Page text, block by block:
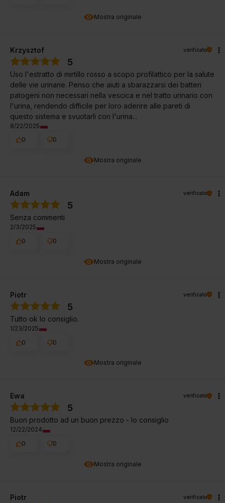
Mostra originale
Mostra originale
Krzysztof verificato
5
Uso l'estratto di mirtillo rosso a scopo profilattico per la salute
delle vie urinarie. Penso che aiuti a sbarazzarsi dei batteri
patogeni non necessari nella vescica e nel tratto urinario con
l'urina, rendendo difficile per loro aderire alle pareti di
questo sistema e svuotarli con l'urina...
8/22/2025
0
0
Mostra originale
Adam verificato
5
Senza commenti
2/3/2025
0
0
Mostra originale
Piotr verificato
5
Tutto ok lo consiglio.
1/23/2025
0
0
Mostra originale
Ewa verificato
5
Buon prodotto ad un buon prezzo - lo consiglio
12/22/2024
0
0
Piotr verificato